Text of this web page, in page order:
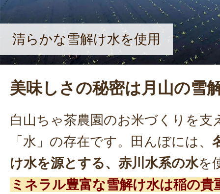
清らかな雪解け水を使用
美味しさの秘密は月山の雪
白山ちゃ茶農園のお米づくりを支
「水」の存在です。田んぼには、
け水を源とする、赤川水系の水を
ミネラル豊富な雪解け水は稲の貴